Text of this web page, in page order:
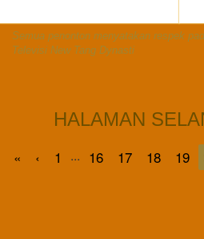
Semua penonton menyatakan respek
Televisi New Tang Dynasti
HALAMAN
« ‹ 1 ... 16 17 18 19